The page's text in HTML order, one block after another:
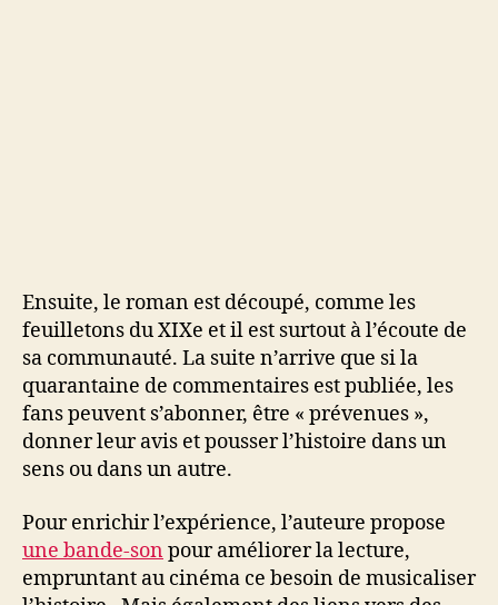
Ensuite, le roman est découpé, comme les
feuilletons du XIXe et il est surtout à l’écoute de
sa communauté. La suite n’arrive que si la
quarantaine de commentaires est publiée, les
fans peuvent s’abonner, être « prévenues »,
donner leur avis et pousser l’histoire dans un
sens ou dans un autre.
Pour enrichir l’expérience, l’auteure propose
une bande-son pour améliorer la lecture,
empruntant au cinéma ce besoin de musicaliser